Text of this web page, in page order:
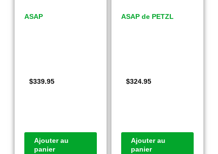
ASAP
$339.95
Ajouter au
panier
ASAP de PETZL
$324.95
Ajouter au
panier